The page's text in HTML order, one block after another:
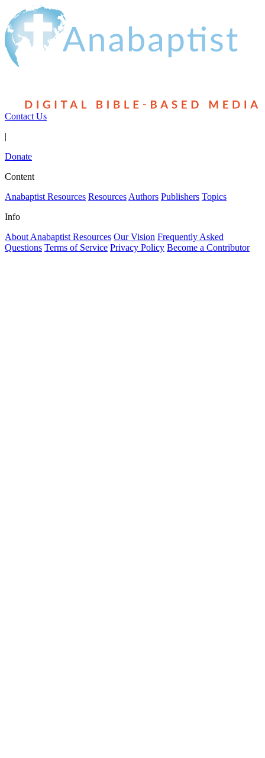
Contact Us
|
Donate
Content
Anabaptist Resources Resources Authors Publishers Topics
Info
About Anabaptist Resources Our Vision Frequently Asked
Questions Terms of Service Privacy Policy Become a Contributor